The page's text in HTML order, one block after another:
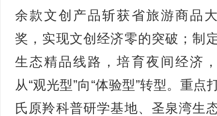
余款文创产品斩获省旅游商品
奖，实现文创经济零的突破；制
生态精品线路，培育夜间经济
从“观光型”向“体验型”转型。重点
氏原羚科普研学基地、圣泉湾生